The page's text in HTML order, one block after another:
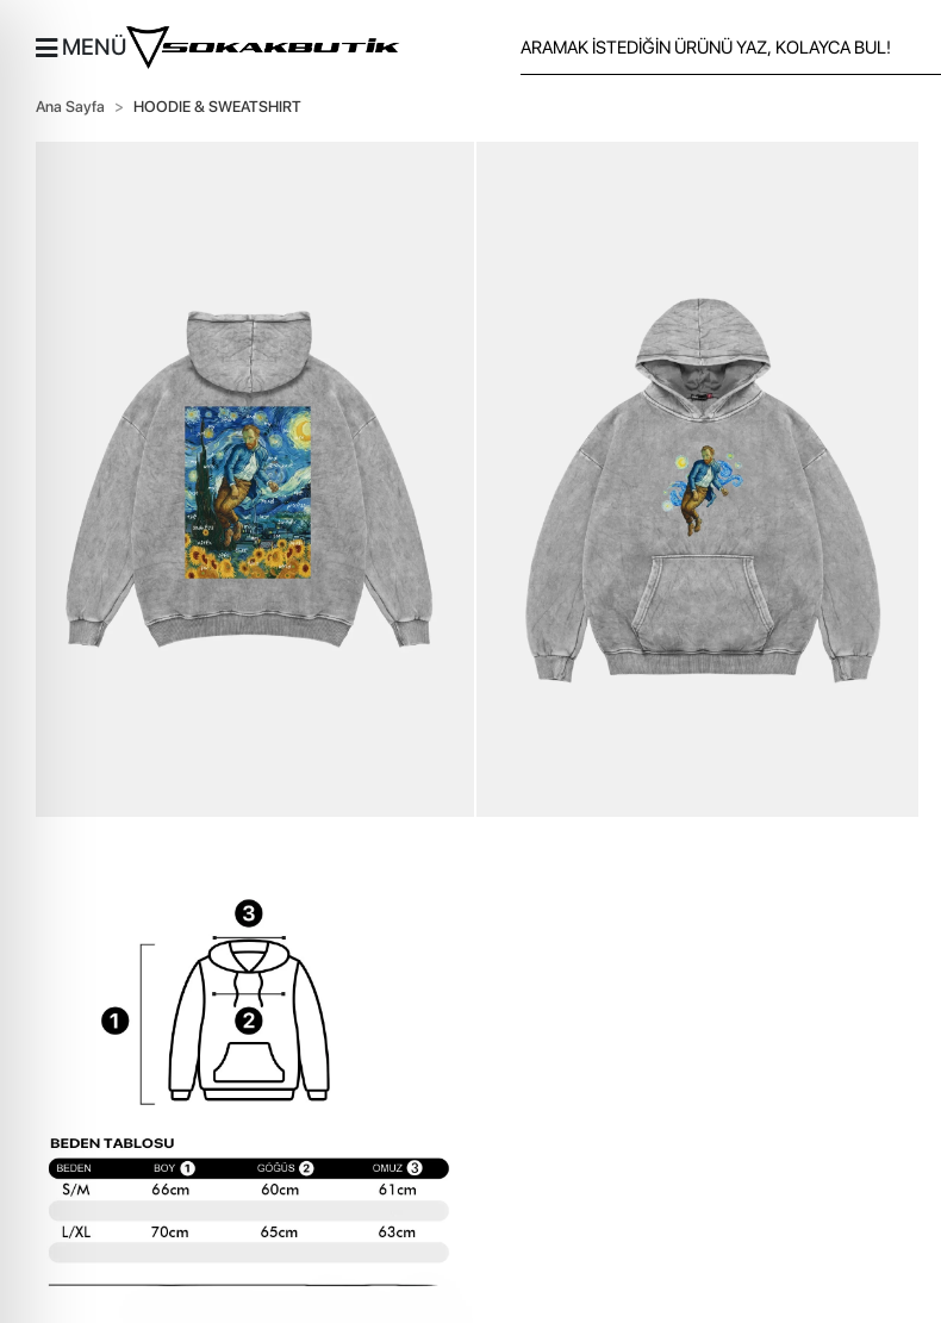
MENÜ
Ana Sayfa HOODIE & SWEATSHIRT